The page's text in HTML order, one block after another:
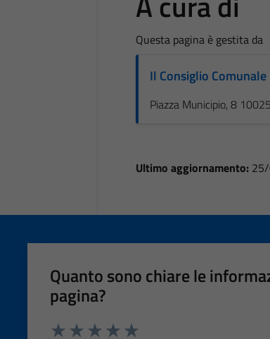
Questa pagina è gestita da
Il Consiglio Comunale
Piazza Municipio, 8
Ultimo aggiornamento:
Quanto sono chiare le
pagina?